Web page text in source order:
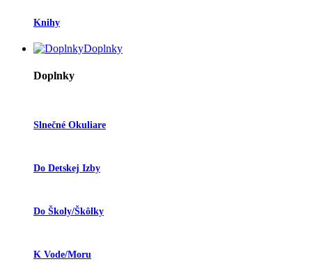
Knihy
Doplnky
Doplnky
Slnečné Okuliare
Do Detskej Izby
Do Školy/škôlky
K Vode/moru